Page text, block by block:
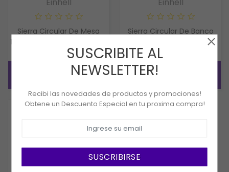
Sierra Circular De Mesa
1500W Einhell TE-CC 250 UF
COMPRAR
Sierra Circular De Banco
SUSCRIBITE AL
NEWSLETTER!
Recibi las novedades de productos y promociones!
Obtene un Descuento Especial en tu proxima compra!
SUSCRIBIRSE